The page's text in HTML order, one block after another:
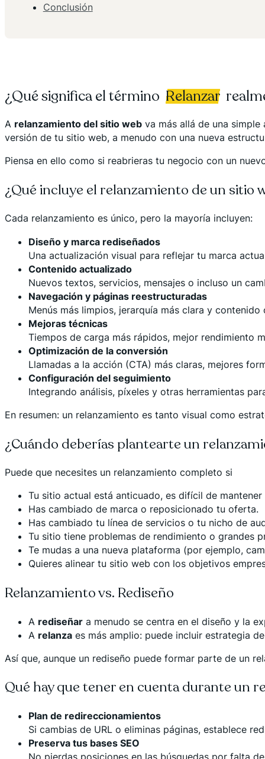
¿Qué significa el término Relanzar
A relanzamiento del sitio web va más allá de una
versión de tu sitio web, a menudo con una nueva
Piensa en ello como si reabrieras tu negocio con un
¿Qué incluye el relanzamiento de un sitio
Cada relanzamiento es único, pero la mayoría incluyen:
Diseño y marca rediseñados
Una actualización visual para reflejar tu marca
Contenido actualizado
Nuevos textos, servicios, mensajes o incluso un
Navegación y páginas reestructuradas
Menús más limpios, jerarquía más clara y
Mejoras técnicas
Tiempos de carga más rápidos, mejor rendimiento
Optimización de la conversión
Llamadas a la acción (CTA) más claras, mejores
Configuración del seguimiento
Integrando análisis, píxeles y otras herramientas
En resumen: un relanzamiento es tanto visual como
¿Cuándo deberías plantearte un
Puede que necesites un relanzamiento completo si
Tu sitio actual está anticuado, es difícil de
Has cambiado de marca o reposicionado tu oferta.
Has cambiado tu línea de servicios o tu nicho de
Tu sitio tiene problemas de rendimiento o grandes
Te mudas a una nueva plataforma (por ejemplo,
Quieres alinear tu sitio web con los objetivos
Relanzamiento vs. Rediseño
A rediseñar a menudo se centra en el diseño y la
A relanza es más amplio: puede incluir estrategia
Así que, aunque un rediseño puede formar parte de un
Qué hay que tener en cuenta durante un
Plan de redireccionamientos
Si cambias de URL o eliminas páginas, establece
Preserva tus bases SEO
Conclusión